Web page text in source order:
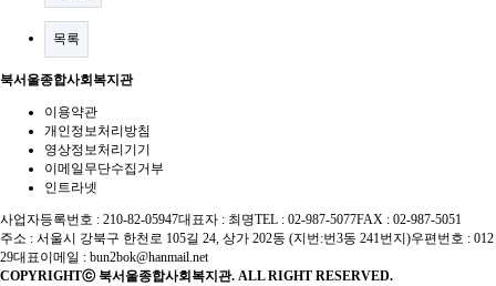
목록
북서울종합사회복지관
이용약관
개인정보처리방침
영상정보처리기기
이메일무단수집거부
인트라넷
사업자등록번호 : 210-82-05947대표자 : 최명TEL : 02-987-5077FAX : 02-987-5051
주소 : 서울시 강북구 한천로 105길 24, 상가 202동 (지번:번3동 241번지)우편번호 : 012
29대표이메일 : bun2bok@hanmail.net
COPYRIGHTⓒ 북서울종합사회복지관. ALL RIGHT RESERVED.